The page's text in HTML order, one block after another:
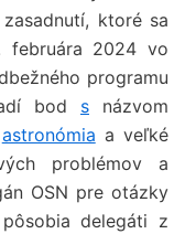
ktoré sa
februára 2024 vo
programu
bod s názvom
astronómia a veľké
problémov a
OSN pre otázky
delegáti z